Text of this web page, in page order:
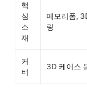
핵
심
소
재
메모리폼,
링
커
버
3D 케이스